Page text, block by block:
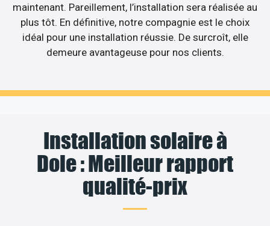
maintenant. Pareillement, l’installation sera réalisée au
plus tôt. En définitive, notre compagnie est le choix
idéal pour une installation réussie. De surcroît, elle
demeure avantageuse pour nos clients.
Installation solaire à
Dole : Meilleur rapport
qualité-prix